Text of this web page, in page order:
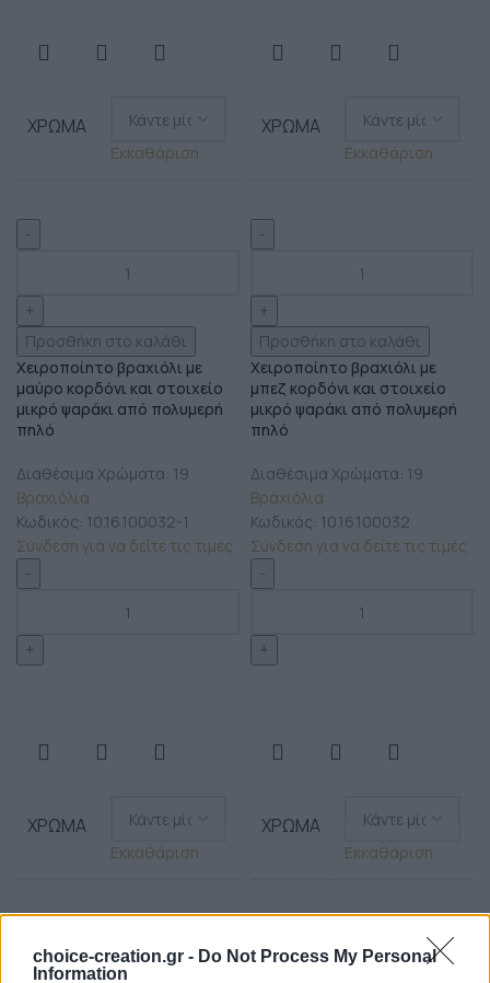
choice-creation.gr - Do Not Process My Personal
Information
ΧΡΏΜΑ
Εκκαθάριση
Προσθήκη στο καλάθι
Χειροποίητο βραχιόλι με
μαύρο κορδόνι και στοιχείο
μικρό ψαράκι από πολυμερή
πηλό
Διαθέσιμα Χρώματα: 19
Βραχιόλια
Κωδικός: 10.16.100032-1
Σύνδεση για να δείτε τις τιμές
ΧΡΏΜΑ
Εκκαθάριση
Προσθήκη στο καλάθι
Χειροποίητο βραχιόλι με
μπεζ κορδόνι και στοιχείο
μικρό ψαράκι από πολυμερή
πηλό
Διαθέσιμα Χρώματα: 19
Βραχιόλια
Κωδικός: 10.16.100032
Σύνδεση για να δείτε τις τιμές
ΧΡΏΜΑ
Εκκαθάριση
ΧΡΏΜΑ
Εκκαθάριση